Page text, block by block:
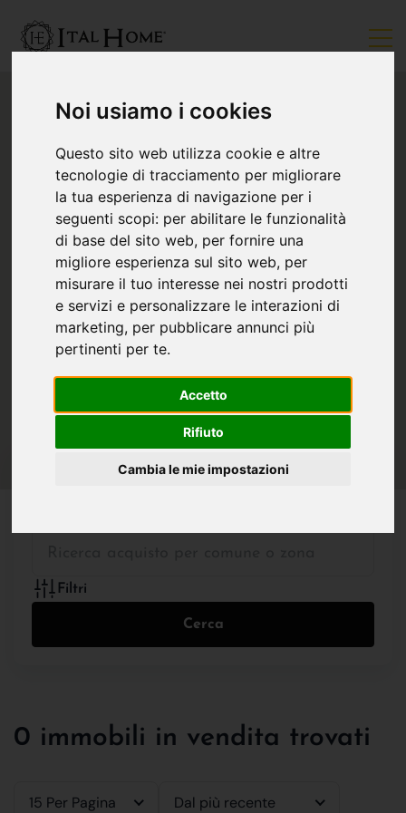
Noi usiamo i cookies
Questo sito web utilizza cookie e altre
tecnologie di tracciamento per migliorare
la tua esperienza di navigazione per i
seguenti scopi: per abilitare le funzionalità
di base del sito web, per fornire una
migliore esperienza sul sito web, per
misurare il tuo interesse nei nostri prodotti
e servizi e personalizzare le interazioni di
marketing, per pubblicare annunci più
pertinenti per te.
Accetto
Rifiuto
Cambia le mie impostazioni
Filtri
Cerca
0 immobili in vendita trovati
15 Per Pagina Dal più recente